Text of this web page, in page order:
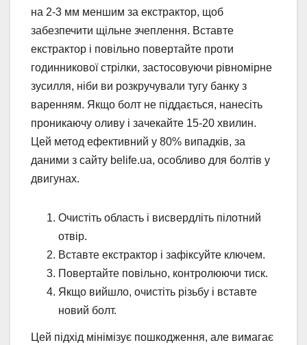
на 2-3 мм меншим за екстрактор, щоб
забезпечити щільне зчеплення. Вставте
екстрактор і повільно повертайте проти
годинникової стрілки, застосовуючи рівномірне
зусилля, ніби ви розкручували тугу банку з
варенням. Якщо болт не піддається, нанесіть
проникаючу оливу і зачекайте 15-20 хвилин.
Цей метод ефективний у 80% випадків, за
даними з сайту belife.ua, особливо для болтів у
двигунах.
Очистіть область і висвердліть пілотний
отвір.
Вставте екстрактор і зафіксуйте ключем.
Повертайте повільно, контролюючи тиск.
Якщо вийшло, очистіть різьбу і вставте
новий болт.
Цей підхід мінімізує пошкодження, але вимагає